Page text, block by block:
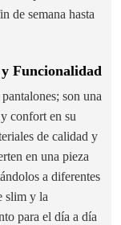
de semana hasta
Funcionalidad
son una
confort en su
de calidad y
en una pieza
a diferentes
slim y la
para el día a día